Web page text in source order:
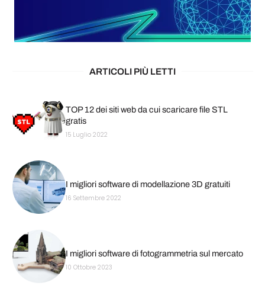
ARTICOLI PIÙ LETTI
TOP 12 dei siti web da cui scaricare file STL
gratis
15 Luglio 2022
I migliori software di modellazione 3D gratuiti
16 Settembre 2022
I migliori software di fotogrammetria sul mercato
10 Ottobre 2023